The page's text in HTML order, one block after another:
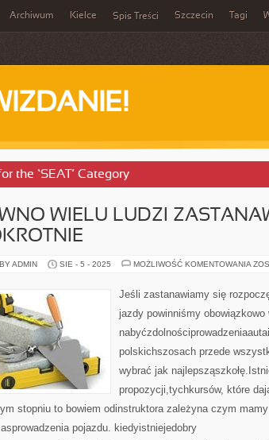
Archiwum Kielce Spis Treści Szczecin Tagi
the ‘SEAT’ Category
WIELU LUDZI
ADMIN SIE - 5 - 2025 MOŻLIWOŚĆ KOMENTOWANIA NA
Jeśli zastanawiamy się
jazdy powinniśmy
polskichszosach przede
wybrać jak
propozycji,tychkursów, które
stopniu to bowiem odinstruktora zależyna czym
pojazdu. kiedyistniejedobry